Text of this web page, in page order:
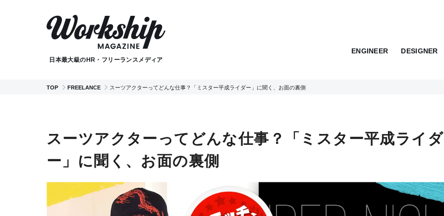
日本最大級のHR・フリーランスメディア
ENGINEER DESIGNER
TOP FREELANCE スーツアクターってどんな仕事？「ミスター平成ライダー」に聞く、お面の裏側
スーツアクターってどんな仕事？「ミスター平成ライダ
ー」に聞く、お面の裏側